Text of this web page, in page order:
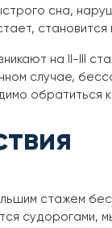
сна,
на II-III
случае,
обратиться к
стажем
судорогами,